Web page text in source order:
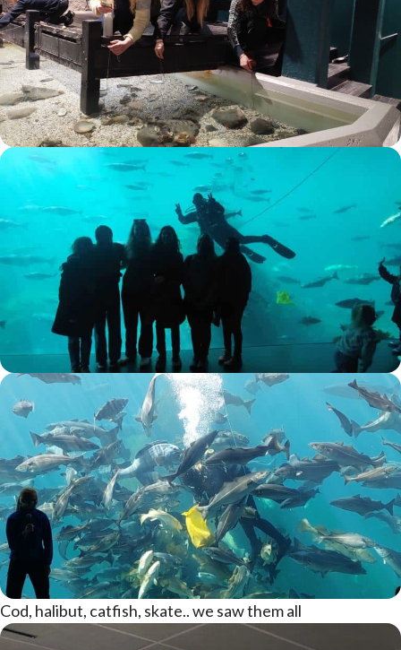
Cod, halibut, catfish, skate.. we saw them all